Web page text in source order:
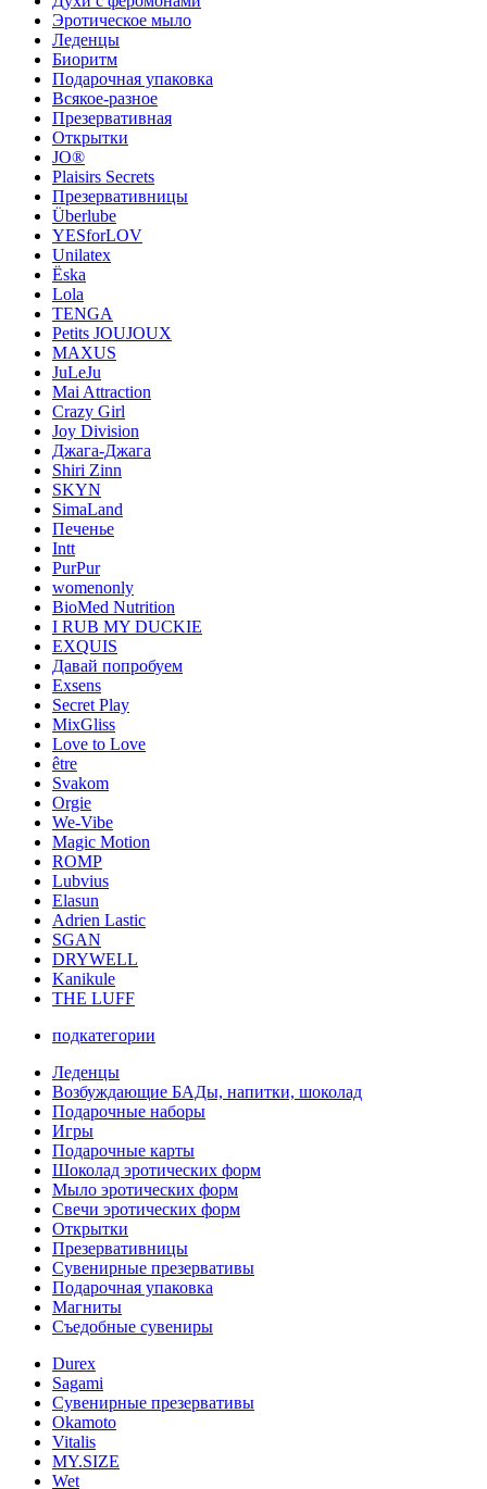
Эротическое мыло
Леденцы
Биоритм
Подарочная упаковка
Всякое-разное
Презервативная
Открытки
JO®
Plaisirs Secrets
Презервативницы
Überlube
YESforLOV
Unilatex
Ёska
Lola
TENGA
Petits JOUJOUX
MAXUS
JuLeJu
Mai Attraction
Crazy Girl
Joy Division
Джага-Джага
Shiri Zinn
SKYN
SimaLand
Печенье
Intt
PurPur
womenonly
BioMed Nutrition
I RUB MY DUCKIE
EXQUIS
Давай попробуем
Exsens
Secret Play
MixGliss
Love to Love
être
Svakom
Orgie
We-Vibe
Magic Motion
ROMP
Lubvius
Elasun
Adrien Lastic
SGAN
DRYWELL
Kanikule
THE LUFF
подкатегории
Леденцы
Возбуждающие БАДы, напитки, шоколад
Подарочные наборы
Игры
Подарочные карты
Шоколад эротических форм
Мыло эротических форм
Свечи эротических форм
Открытки
Презервативницы
Сувенирные презервативы
Подарочная упаковка
Магниты
Съедобные сувениры
Durex
Sagami
Сувенирные презервативы
Okamoto
Vitalis
MY.SIZE
Wet